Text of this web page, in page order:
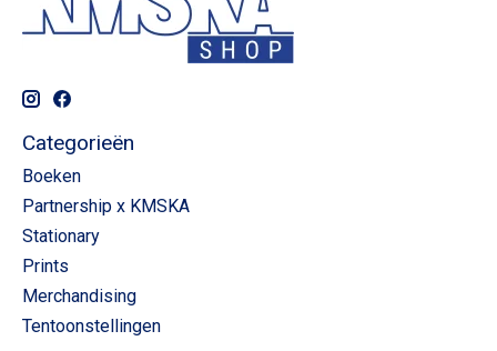
Categorieën
Boeken
Partnership x KMSKA
Stationary
Prints
Merchandising
Tentoonstellingen